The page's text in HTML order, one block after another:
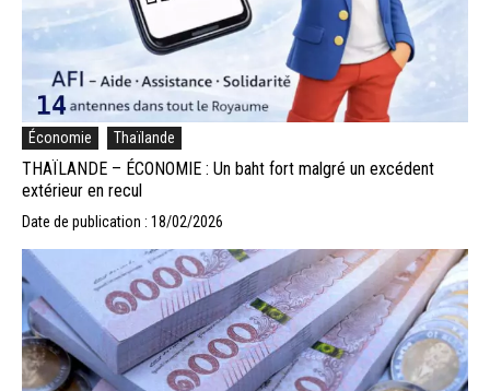
Économie Thaïlande
THAÏLANDE – ÉCONOMIE : Un baht fort malgré un excédent
extérieur en recul
Date de publication : 18/02/2026